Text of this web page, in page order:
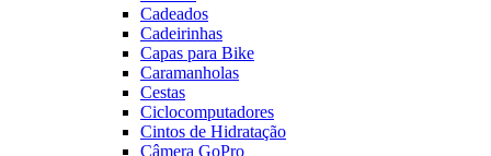
Cadeados
Cadeirinhas
Capas para Bike
Caramanholas
Cestas
Ciclocomputadores
Cintos de Hidratação
Câmera GoPro